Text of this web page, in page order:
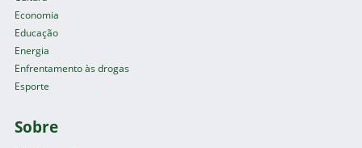
Economia
Educação
Energia
Enfrentamento às drogas
Esporte
Sobre